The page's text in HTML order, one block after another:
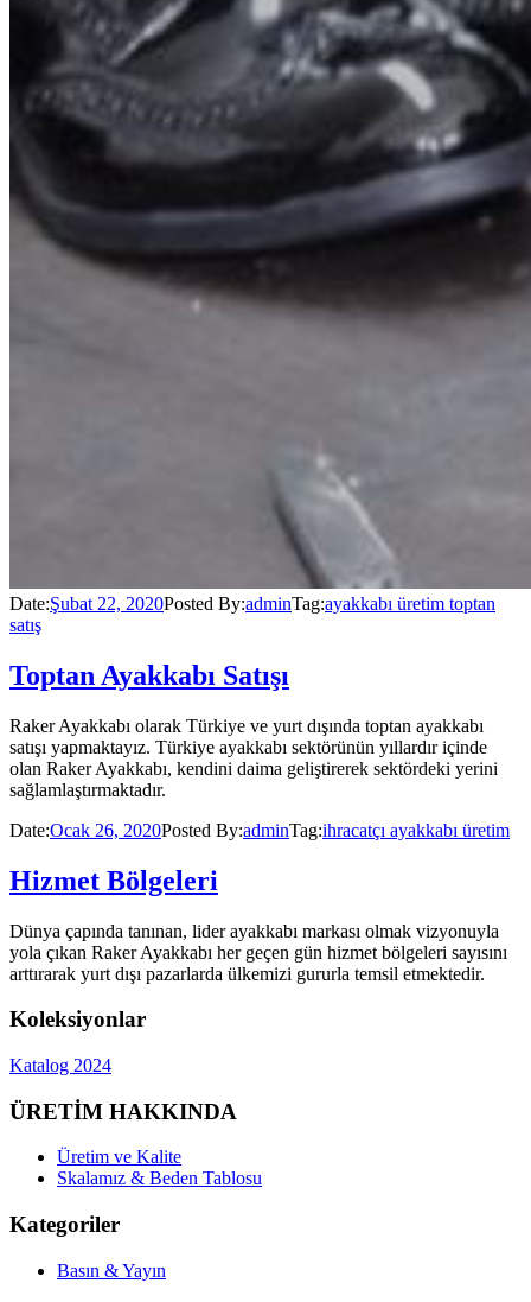
Date:Şubat 22, 2020Posted By:adminTag:ayakkabı üretim toptan
satış
Toptan Ayakkabı Satışı
Raker Ayakkabı olarak Türkiye ve yurt dışında toptan ayakkabı
satışı yapmaktayız. Türkiye ayakkabı sektörünün yıllardır içinde
olan Raker Ayakkabı, kendini daima geliştirerek sektördeki yerini
sağlamlaştırmaktadır.
Date:Ocak 26, 2020Posted By:adminTag:ihracatçı ayakkabı üretim
Hizmet Bölgeleri
Dünya çapında tanınan, lider ayakkabı markası olmak vizyonuyla
yola çıkan Raker Ayakkabı her geçen gün hizmet bölgeleri sayısını
arttırarak yurt dışı pazarlarda ülkemizi gururla temsil etmektedir.
Koleksiyonlar
Katalog 2024
ÜRETİM HAKKINDA
Üretim ve Kalite
Skalamız & Beden Tablosu
Kategoriler
Basın & Yayın